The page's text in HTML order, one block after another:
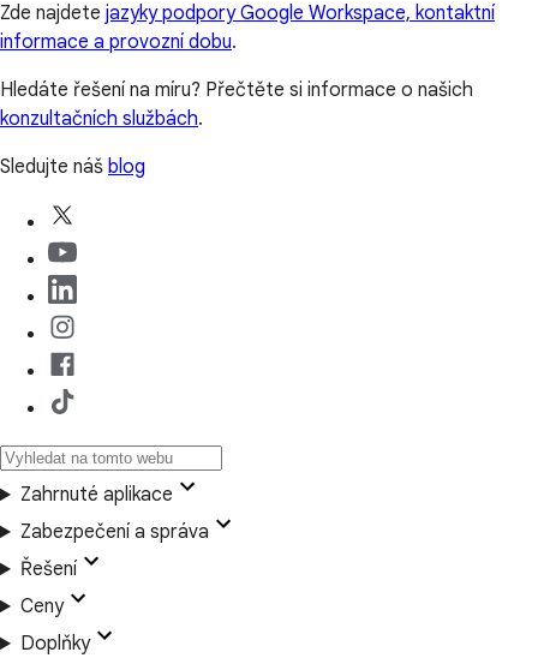
Zde najdete jazyky podpory Google Workspace, kontaktní
informace a provozní dobu.
Hledáte řešení na míru? Přečtěte si informace o našich
konzultačních službách.
Sledujte náš blog
Zahrnuté aplikace
Zabezpečení a správa
Řešení
Ceny
Doplňky